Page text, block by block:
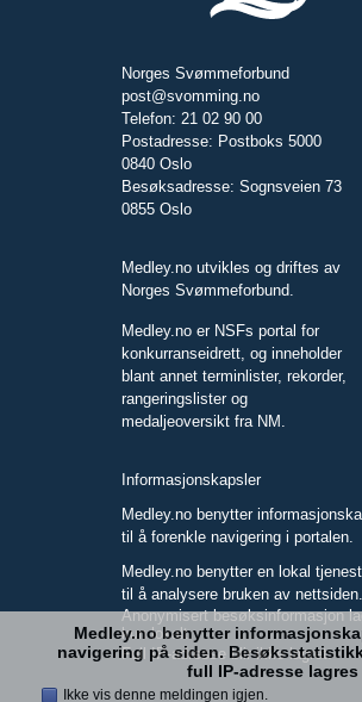
Norges Svømmeforbund
post@svomming.no
Telefon: 21 02 90 00
Postadresse: Postboks 5000
0840 Oslo
Besøksadresse: Sognsveien 73
0855 Oslo
Medley.no utvikles og driftes av
Norges Svømmeforbund.
Medley.no er NSFs portal for
konkurranseidrett, og inneholder
blant annet terminlister, rekorder,
rangeringslister og
medaljeoversikt fra NM.
Informasjonskapsler
Medley.no benytter
til å forenkle navigering i portalen.
Medley.no benytter en lokal
til å analysere bruken av nettsiden.
Anonymisert besøksinformasjon
kun lokalt.
Full IP-adresse blir ikke lagret.
Medley.no benytter
navigering på siden.
full IP-adresse lagres
Ikke vis denne meldingen igjen.